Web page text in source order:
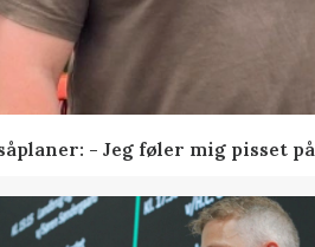
- Jeg føler mig pisset på